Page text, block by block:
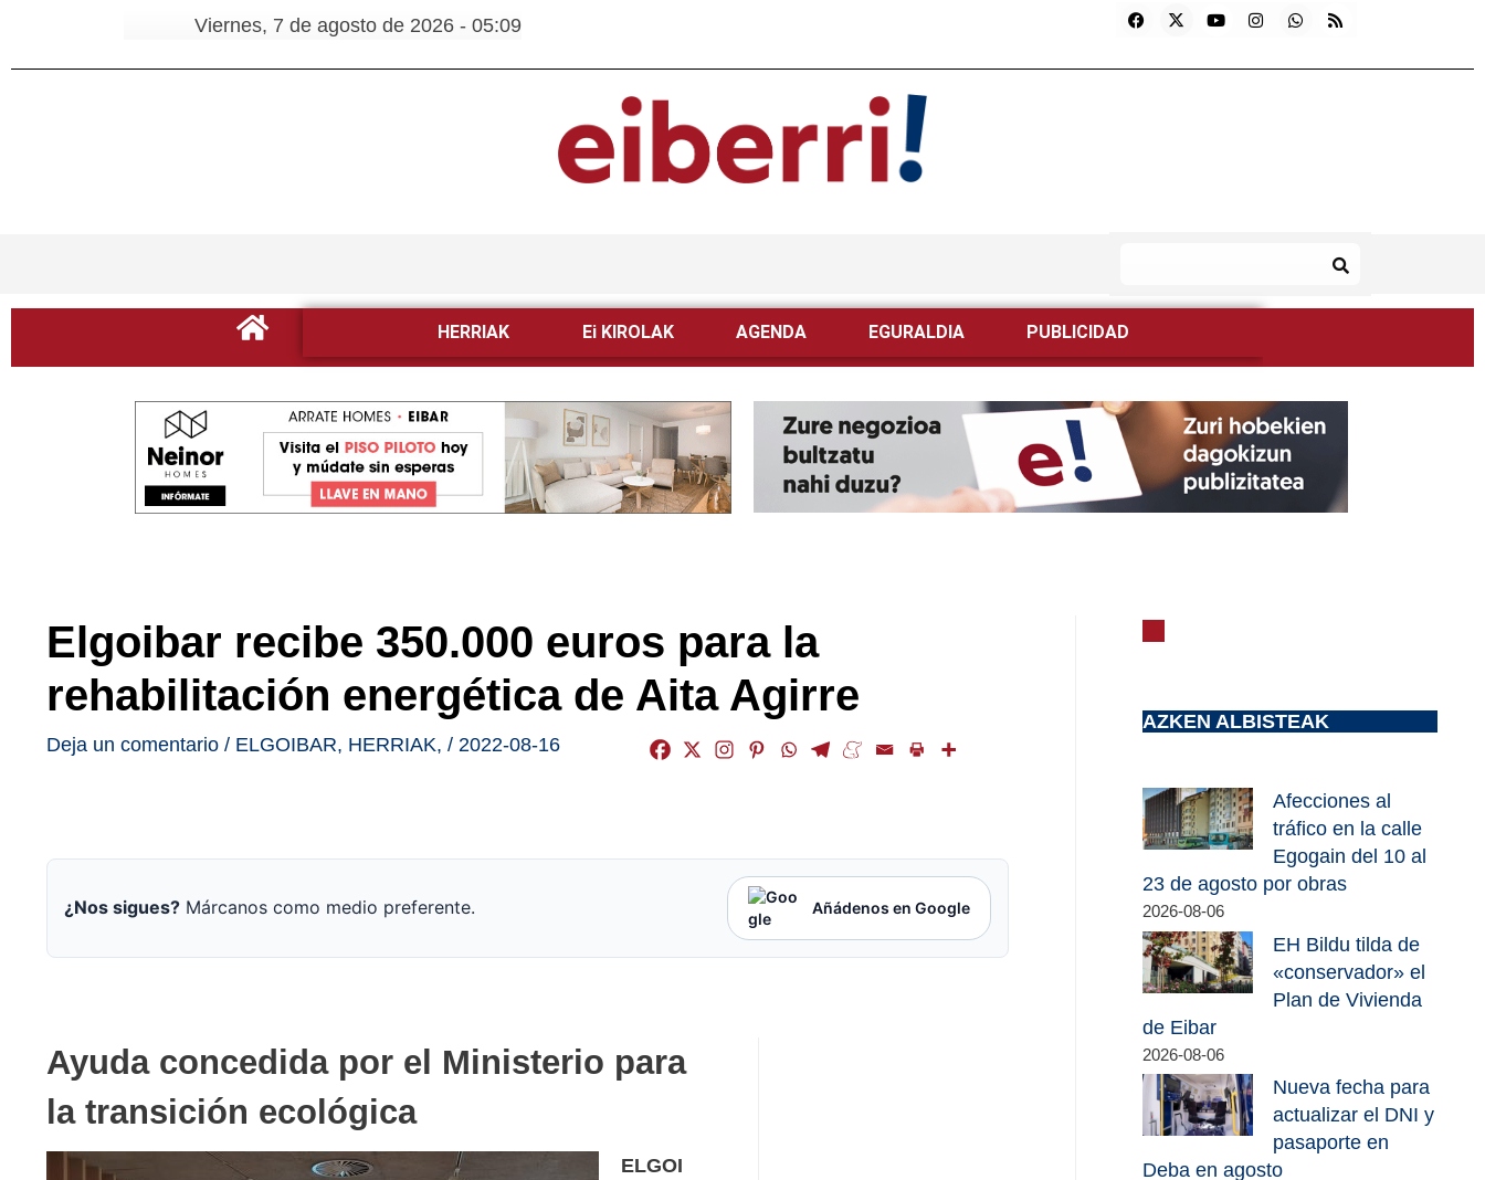
Viernes, 7 de agosto de 2026 - 05:09
HERRIAK Ei KIROLAK AGENDA EGURALDIA PUBLICIDAD
Elgoibar recibe 350.000 euros para la
rehabilitación energética de Aita Agirre
Deja un comentario / ELGOIBAR, HERRIAK, / 2022-08-16
¿Nos sigues? Márcanos como medio preferente. Añádenos en Google
Ayuda concedida por el Ministerio para
la transición ecológica
ELGOI
AZKEN ALBISTEAK
Afecciones al
tráfico en la calle
Egogain del 10 al
23 de agosto por obras
2026-08-06
EH Bildu tilda de
«conservador» el
Plan de Vivienda
de Eibar
2026-08-06
Nueva fecha para
actualizar el DNI y
pasaporte en
Deba en agosto